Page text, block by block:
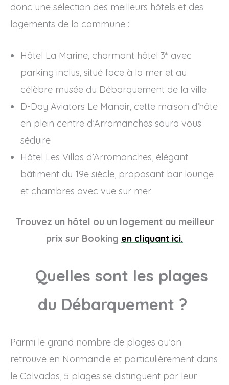
donc une sélection des meilleurs hôtels et des
logements de la commune :
Hôtel La Marine, charmant hôtel 3* avec
parking inclus, situé face à la mer et au
célèbre musée du Débarquement de la ville
D-Day Aviators Le Manoir, cette maison d’hôte
en plein centre d’Arromanches saura vous
séduire
Hôtel Les Villas d’Arromanches, élégant
bâtiment du 19e siècle, proposant bar lounge
et chambres avec vue sur mer.
Trouvez un hôtel ou un logement au meilleur
prix sur Booking en cliquant ici.
Quelles sont les plages
du Débarquement ?
Parmi le grand nombre de plages qu’on
retrouve en Normandie et particulièrement dans
le Calvados, 5 plages se distinguent par leur